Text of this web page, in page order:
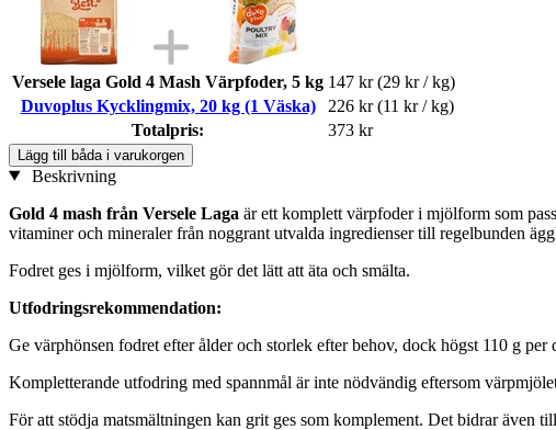
Versele laga Gold 4 Mash Värpfoder, 5 kg 147 kr (29 kr / kg)
Duvoplus Kycklingmix, 20 kg (1 Väska)
226 kr (11 kr / kg)
Totalpris:
373 kr
Lägg till båda i varukorgen
Beskrivning
Gold 4 mash från Versele Laga är ett komplett värpfoder i mjölform som
vitaminer och mineraler från noggrant utvalda ingredienser till regelbunden
Fodret ges i mjölform, vilket gör det lätt att äta och smälta.
Utfodringsrekommendation:
Ge värphönsen fodret efter ålder och storlek efter behov, dock högst 110 g
Kompletterande utfodring med spannmål är inte nödvändig eftersom
För att stödja matsmältningen kan grit ges som komplement. Det bidrar även